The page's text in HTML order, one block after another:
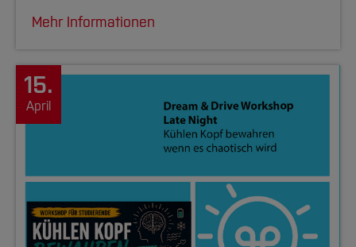
Mehr Informationen
15.
April